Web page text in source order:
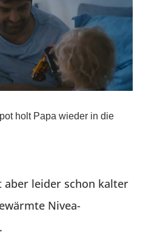
holt Papa wieder in die
leider schon kalter
Nivea-